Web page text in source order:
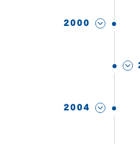
2000
2004